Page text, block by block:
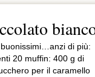
di più:
20 muffin: 400 g di
per il caramello